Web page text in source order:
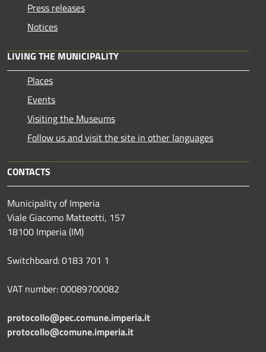
Press releases
Notices
LIVING THE MUNICIPALITY
Places
Events
Visiting the Museums
Follow us and visit the site in other languages
CONTACTS
Municipality of Imperia
Viale Giacomo Matteotti, 157
18100 Imperia (IM)
Switchboard: 0183 701 1
VAT number: 00089700082
protocollo@pec.comune.imperia.it
protocollo@comune.imperia.it